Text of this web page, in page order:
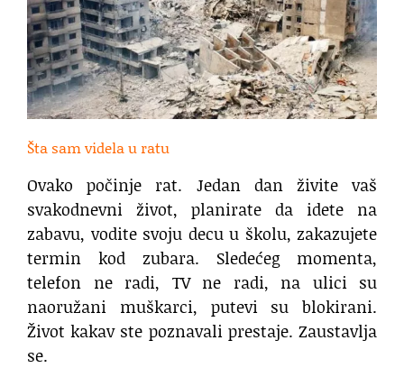
Šta sam videla u ratu
Ovako počinje rat. Jedan dan živite vaš
svakodnevni život, planirate da idete na
zabavu, vodite svoju decu u školu, zakazujete
termin kod zubara. Sledećeg momenta,
telefon ne radi, TV ne radi, na ulici su
naoružani muškarci, putevi su blokirani.
Život kakav ste poznavali prestaje. Zaustavlja
se.